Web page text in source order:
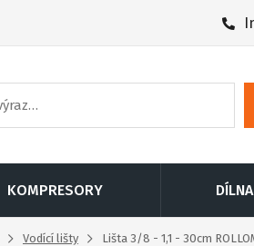
KOMPRESORY
Vodící lišty Lišta 3/8 - 1,1 - 30cm